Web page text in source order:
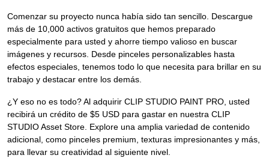
Comenzar su proyecto nunca había sido tan sencillo. Descargue
más de 10,000 activos gratuitos que hemos preparado
especialmente para usted y ahorre tiempo valioso en buscar
imágenes y recursos. Desde pinceles personalizables hasta
efectos especiales, tenemos todo lo que necesita para brillar en su
trabajo y destacar entre los demás.
¿Y eso no es todo? Al adquirir CLIP STUDIO PAINT PRO, usted
recibirá un crédito de $5 USD para gastar en nuestra CLIP
STUDIO Asset Store. Explore una amplia variedad de contenido
adicional, como pinceles premium, texturas impresionantes y más,
para llevar su creatividad al siguiente nivel.